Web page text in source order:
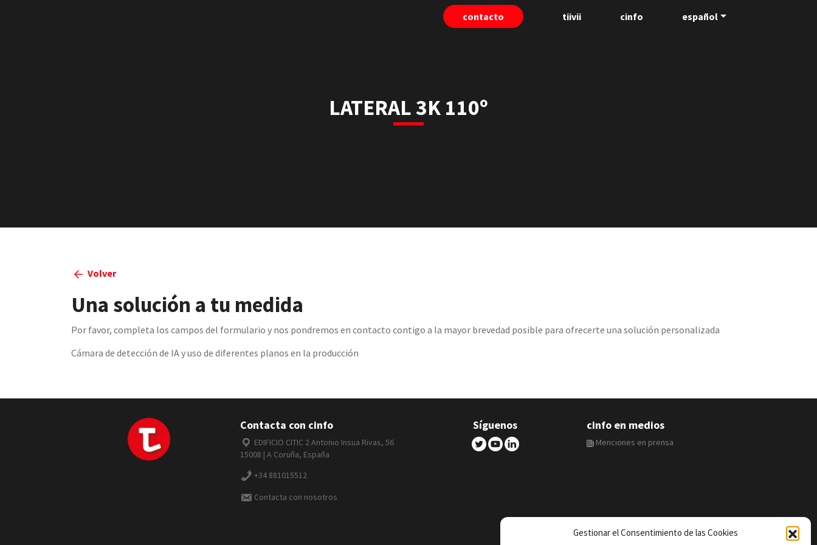
Gestionar el Consentimiento de las Cookies
contacto tiivii cinfo español
LATERAL 3K 110º
Volver
Una solución a tu medida
Por favor, completa los campos del formulario y nos pondremos en contacto contigo a la mayor brevedad posible para ofrecerte una solución personalizada
Cámara de detección de IA y uso de diferentes planos en la producción
Contacta con cinfo
EDIFICIO CITIC 2 Antonio Insua Rivas, 56
15008 | A Coruña, España
+34 881015512
Contacta con nosotros
Síguenos cinfo en medios
Menciones en prensa